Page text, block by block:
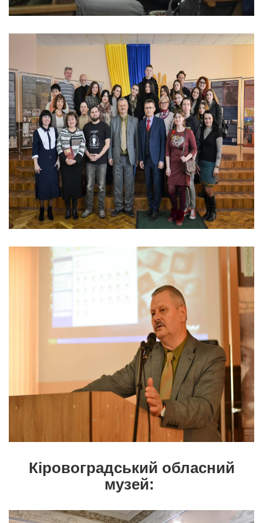
Кіровоградський обласний
музей: